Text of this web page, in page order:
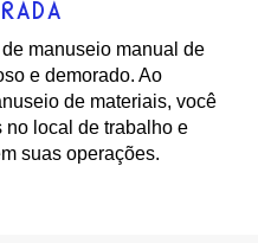
manuseio manual de
e demorado. Ao
de materiais, você
no local de trabalho e
suas operações.